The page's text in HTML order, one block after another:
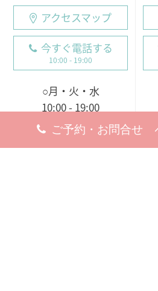
アクセスマップ
今すぐ電話する
10:00 - 19:00
○月・火・水
10:00 - 19:00
○木・金・土・日
9:00 - 18:00（電話受付